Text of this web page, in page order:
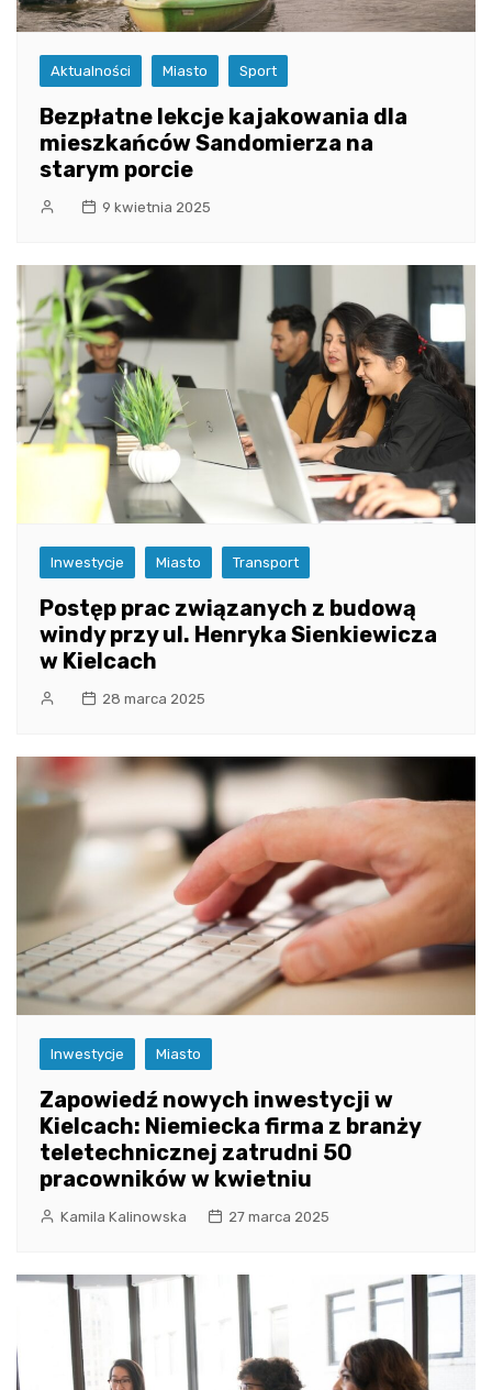
Aktualności Miasto Sport
Bezpłatne lekcje kajakowania dla
mieszkańców Sandomierza na
starym porcie
9 kwietnia 2025
Inwestycje Miasto Transport
Postęp prac związanych z budową
windy przy ul. Henryka Sienkiewicza
w Kielcach
28 marca 2025
Inwestycje Miasto
Zapowiedź nowych inwestycji w
Kielcach: Niemiecka firma z branży
teletechnicznej zatrudni 50
pracowników w kwietniu
Kamila Kalinowska 27 marca 2025